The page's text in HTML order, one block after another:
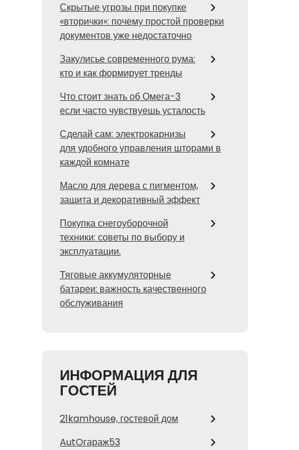
Скрытые угрозы при покупке
«вторички»: почему простой проверки
документов уже недостаточно
Закулисье современного рума:
кто и как формирует тренды
Что стоит знать об Омега-3
если часто чувствуешь усталость
Сделай сам: электрокарнизы
для удобного управления шторами в
каждой комнате
Масло для дерева с пигментом,
защита и декоративный эффект
Покупка снегоуборочной
техники: советы по выбору и
эксплуатации.
Тяговые аккумуляторные
батареи: важность качественного
обслуживания
ИНФОРМАЦИЯ ДЛЯ
ГОСТЕЙ
21kamhouse, гостевой дом
AutOгараж53